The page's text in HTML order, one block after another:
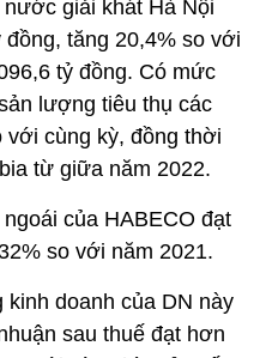
giải khát Hà Nội
tăng 20,4% so với
tỷ đồng. Có mức
lượng tiêu thụ các
với cùng kỳ, đồng thời
từ giữa năm 2022.
của HABECO đạt
so với năm 2021.
doanh của DN này
sau thuế đạt hơn